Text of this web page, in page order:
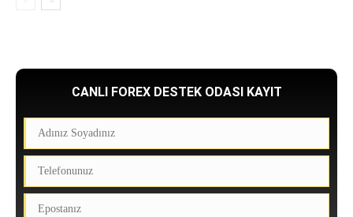
CANLI FOREX DESTEK ODASI KAYIT